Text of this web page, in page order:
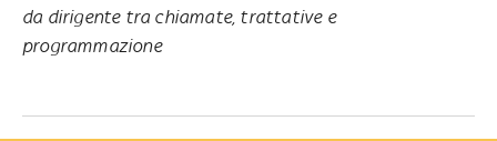
da dirigente tra chiamate, trattative e
programmazione